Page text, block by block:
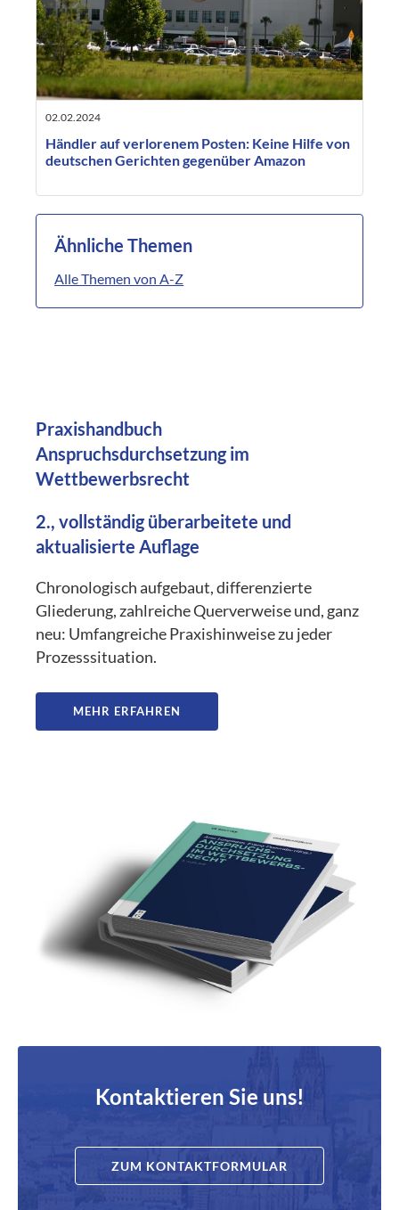
02.02.2024
Händler auf verlorenem Posten: Keine Hilfe von
deutschen Gerichten gegenüber Amazon
Ähnliche Themen
Alle Themen von A-Z
Praxishandbuch
Anspruchsdurchsetzung im
Wettbewerbsrecht
2., vollständig überarbeitete und
aktualisierte Auflage
Chronologisch aufgebaut, differenzierte
Gliederung, zahlreiche Querverweise und, ganz
neu: Umfangreiche Praxishinweise zu jeder
Prozesssituation.
MEHR ERFAHREN
Kontaktieren Sie uns!
ZUM KONTAKTFORMULAR